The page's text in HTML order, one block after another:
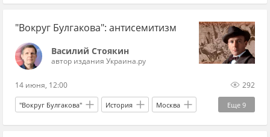
Александр Сырский Михаил Драпатый
Владимир Зеленский
Вооруженные силы Украины
На площадях и площадках
"Вокруг Булгакова": антисемитизм
Василий Стоякин
автор издания Украина.ру
14 июня, 12:00 292
Еще 9
"Вокруг Булгакова" История Москва
Киев Российская империя